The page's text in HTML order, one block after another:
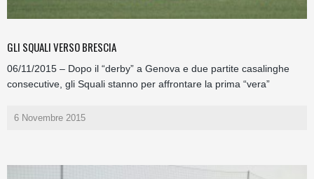
GLI SQUALI VERSO BRESCIA
06/11/2015 – Dopo il “derby” a Genova e due partite casalinghe
consecutive, gli Squali stanno per affrontare la prima “vera”
6 Novembre 2015